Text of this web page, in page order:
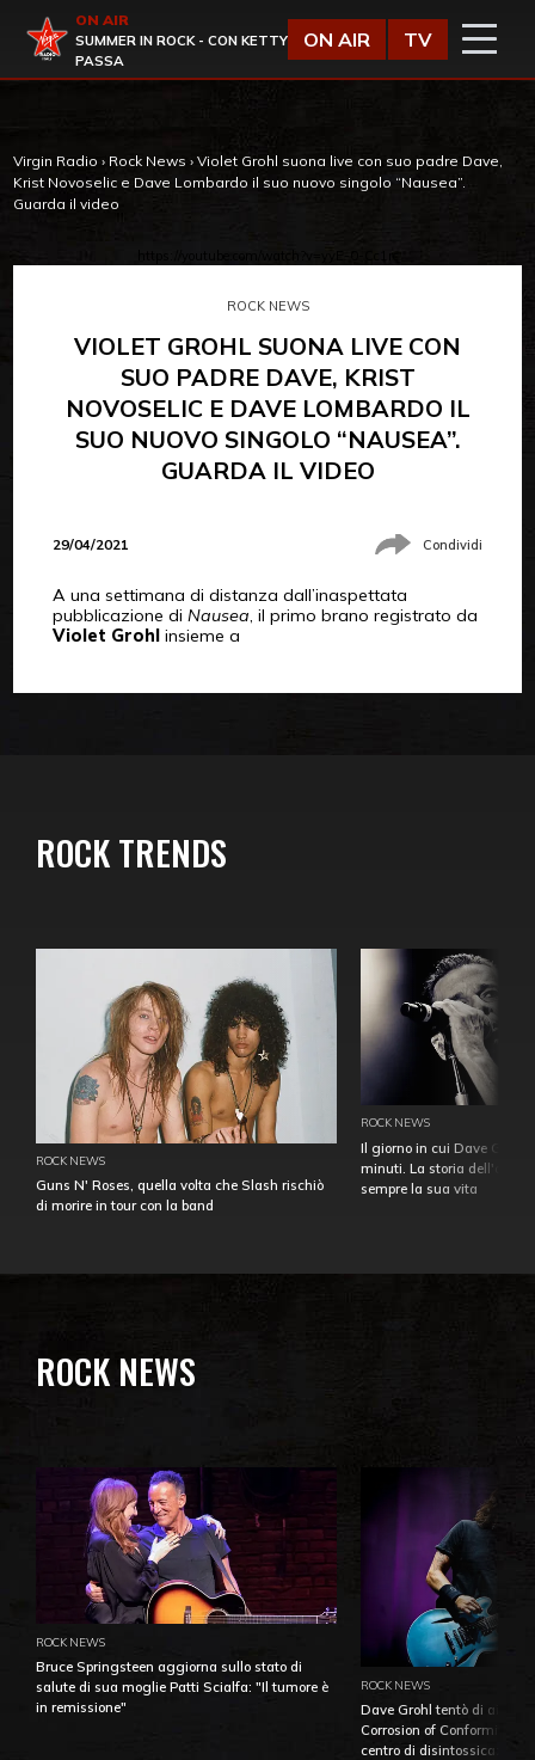
Virgin Radio
ON AIR
SUMMER IN ROCK - CON KETTY
PASSA
ON AIR TV
Virgin Radio › Rock News › Violet Grohl suona live con suo padre Dave,
Krist Novoselic e Dave Lombardo il suo nuovo singolo “Nausea”.
Guarda il video
https://youtube.com/watch?v=yyE-0-Cc1rc
ROCK NEWS
VIOLET GROHL SUONA LIVE CON
SUO PADRE DAVE, KRIST
NOVOSELIC E DAVE LOMBARDO IL
SUO NUOVO SINGOLO “NAUSEA”.
GUARDA IL VIDEO
29/04/2021 Condividi
A una settimana di distanza dall’inaspettata
pubblicazione di Nausea, il primo brano registrato da
Violet Grohlinsieme a
ROCK TRENDS
ROCK NEWS
Guns N' Roses, quella volta che Slash rischiò
di morire in tour con la band
ROCK NEWS
Il giorno in cui Dave
minuti. La storia
sempre la sua vita
ROCK NEWS
ROCK NEWS
Bruce Springsteen aggiorna sullo stato di
salute di sua moglie Patti Scialfa: "Il tumore è
in remissione"
ROCK NEWS
Dave Grohl tentò di
Corrosion of Conformity
centro di